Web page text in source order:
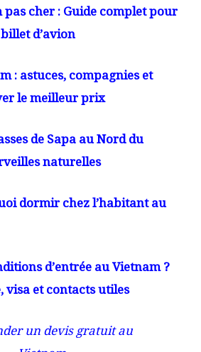
pas cher : Guide complet pour
d’avion
: astuces, compagnies et
le meilleur prix
de Sapa au Nord du
naturelles
dormir chez l’habitant au
d’entrée au Vietnam ?
visa et contacts utiles